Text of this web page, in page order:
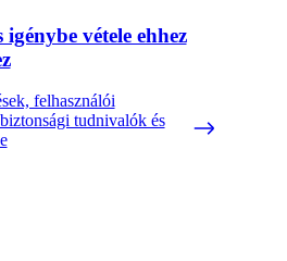
vétele ehhez
felhasználói
tudnivalók és